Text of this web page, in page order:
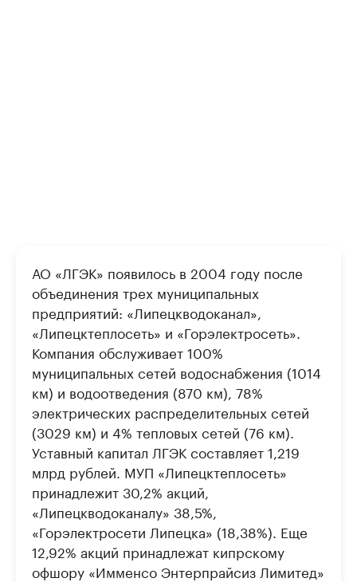
АО «ЛГЭК» появилось в 2004 году после
объединения трех муниципальных
предприятий: «Липецкводоканал»,
«Липецктеплосеть» и «Горэлектросеть».
Компания обслуживает 100%
муниципальных сетей водоснабжения (1014
км) и водоотведения (870 км), 78%
электрических распределительных сетей
(3029 км) и 4% тепловых сетей (76 км).
Уставный капитал ЛГЭК составляет 1,219
млрд рублей. МУП «Липецктеплосеть»
принадлежит 30,2% акций,
«Липецкводоканалу» 38,5%,
«Горэлектросети Липецка» (18,38%). Еще
12,92% акций принадлежат кипрскому
офшору «Имменсо Энтерпрайсиз Лимитед»